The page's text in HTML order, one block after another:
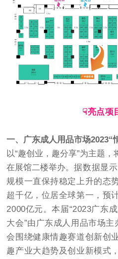
☟亮点项
一、广东成人用品市场2023“
以“趣创业，趣分享”为主题
在展馆二楼举办。据数据显
规模一直保持稳定上升的态
超千亿，位居全球第一，预
2000亿元。本届“2023广东
大会”由广东成人用品市场主
会围绕健康情趣赛道创新创
趣产业大趋势及创业新模式